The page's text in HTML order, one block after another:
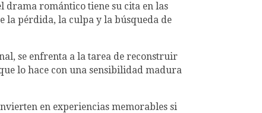
drama romántico tiene su cita en las
la pérdida, la culpa y la búsqueda de
se enfrenta a la tarea de reconstruir
lo hace con una sensibilidad madura
en experiencias memorables si